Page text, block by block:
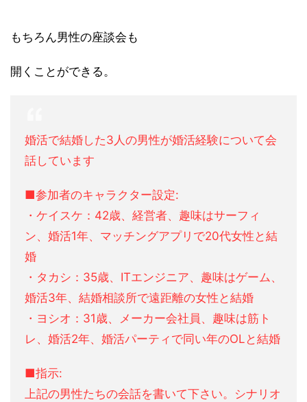
もちろん男性の座談会も
開くことができる。
婚活で結婚した3人の男性が婚活経験について会
話しています
■参加者のキャラクター設定:
・ケイスケ：42歳、経営者、趣味はサーフィ
ン、婚活1年、マッチングアプリで20代女性と結
婚
・タカシ：35歳、ITエンジニア、趣味はゲーム、
婚活3年、結婚相談所で遠距離の女性と結婚
・ヨシオ：31歳、メーカー会社員、趣味は筋ト
レ、婚活2年、婚活パーティで同い年のOLと結婚
■指示:
上記の男性たちの会話を書いて下さい。シナリオ